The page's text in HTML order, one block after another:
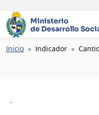
Ministerio
de Desarrollo
Ruta
Inicio Indicador
.